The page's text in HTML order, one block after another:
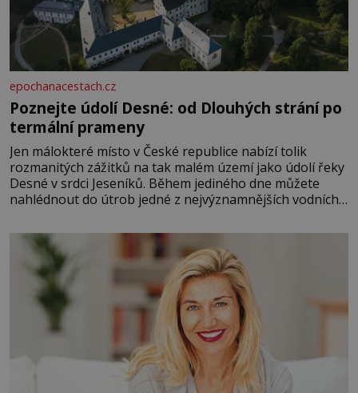
epochanacestach.cz
Poznejte údolí Desné: od Dlouhých strání po
termální prameny
Jen málokteré místo v České republice nabízí tolik
rozmanitých zážitků na tak malém území jako údolí řeky
Desné v srdci Jeseníků. Během jediného dne můžete
nahlédnout do útrob jedné z nejvýznamnějších vodních
se na koloběžce a den zakončit poznáváním památek ve
Velkých Losinách nebo v termálním